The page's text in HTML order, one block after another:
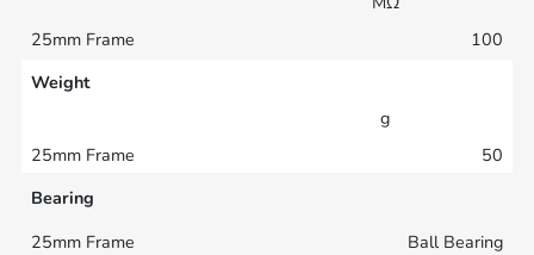
100
Weight
g
50
Bearing
Ball Bearing